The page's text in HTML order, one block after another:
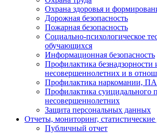
Охрана здоровья и
Дорожная безопасность
Пожарная безопасность
Социально-психологическое
обучающихся
Информационная безопасность
Профилактика
несовершеннолетних и в
Профилактика наркомании,
Профилактика суицидального
несовершеннолетних
Защита персональных данных
Отчеты, мониторинг,
Публичный отчет